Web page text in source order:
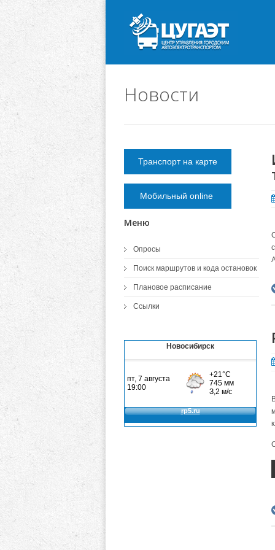
Новости
Транспорт на карте
Мобильный online
Меню
Опросы
Поиск маршрутов и кода остановок
Плановое расписание
Ссылки
Новосибирск